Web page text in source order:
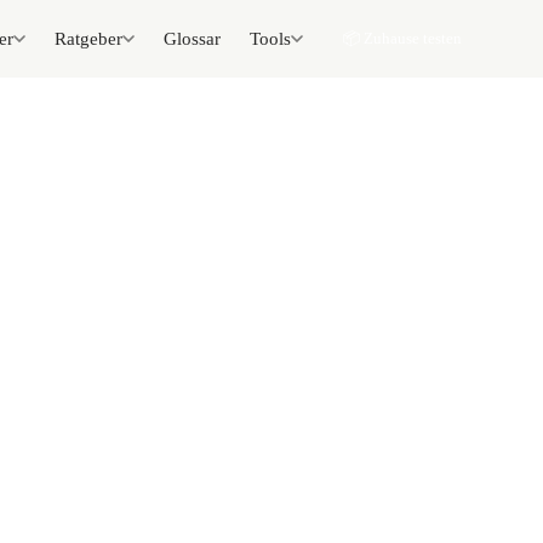
Ratgeber Glossar Tools